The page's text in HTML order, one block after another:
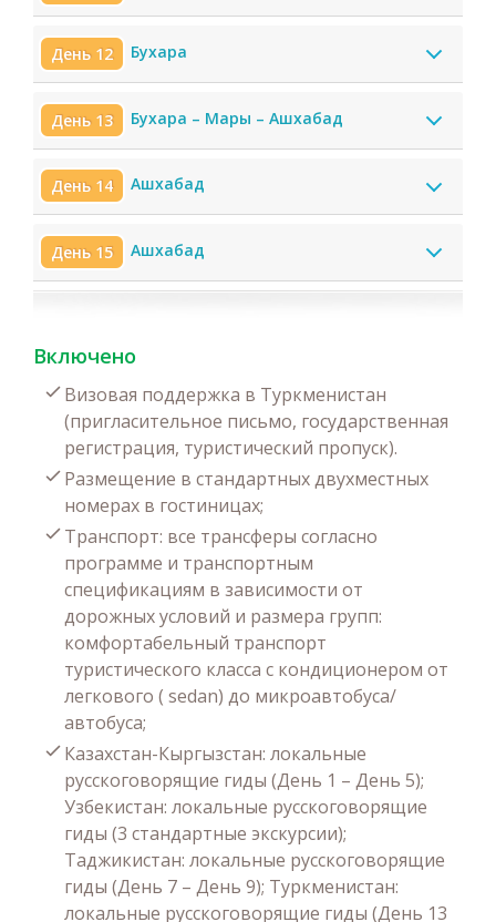
День 12 Бухара
День 13 Бухара – Мары – Ашхабад
День 14 Ашхабад
День 15 Ашхабад
Включено
Визовая поддержка в Туркменистан
(пригласительное письмо, государственная
регистрация, туристический пропуск).
Размещение в стандартных двухместных
номерах в гостиницах;
Транспорт: все трансферы согласно
программе и транспортным
спецификациям в зависимости от
дорожных условий и размера групп:
комфортабельный транспорт
туристического класса с кондиционером от
легкового ( sedan) до микроавтобуса/
автобуса;
Казахстан-Кыргызстан: локальные
русскоговорящие гиды (День 1 – День 5);
Узбекистан: локальные русскоговорящие
гиды (3 стандартные экскурсии);
Таджикистан: локальные русскоговорящие
гиды (День 7 – День 9); Туркменистан:
локальные русскоговорящие гиды (День 13